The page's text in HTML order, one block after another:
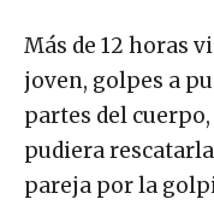
Más de 12 horas
joven, golpes a
partes del
pudiera
pareja por la